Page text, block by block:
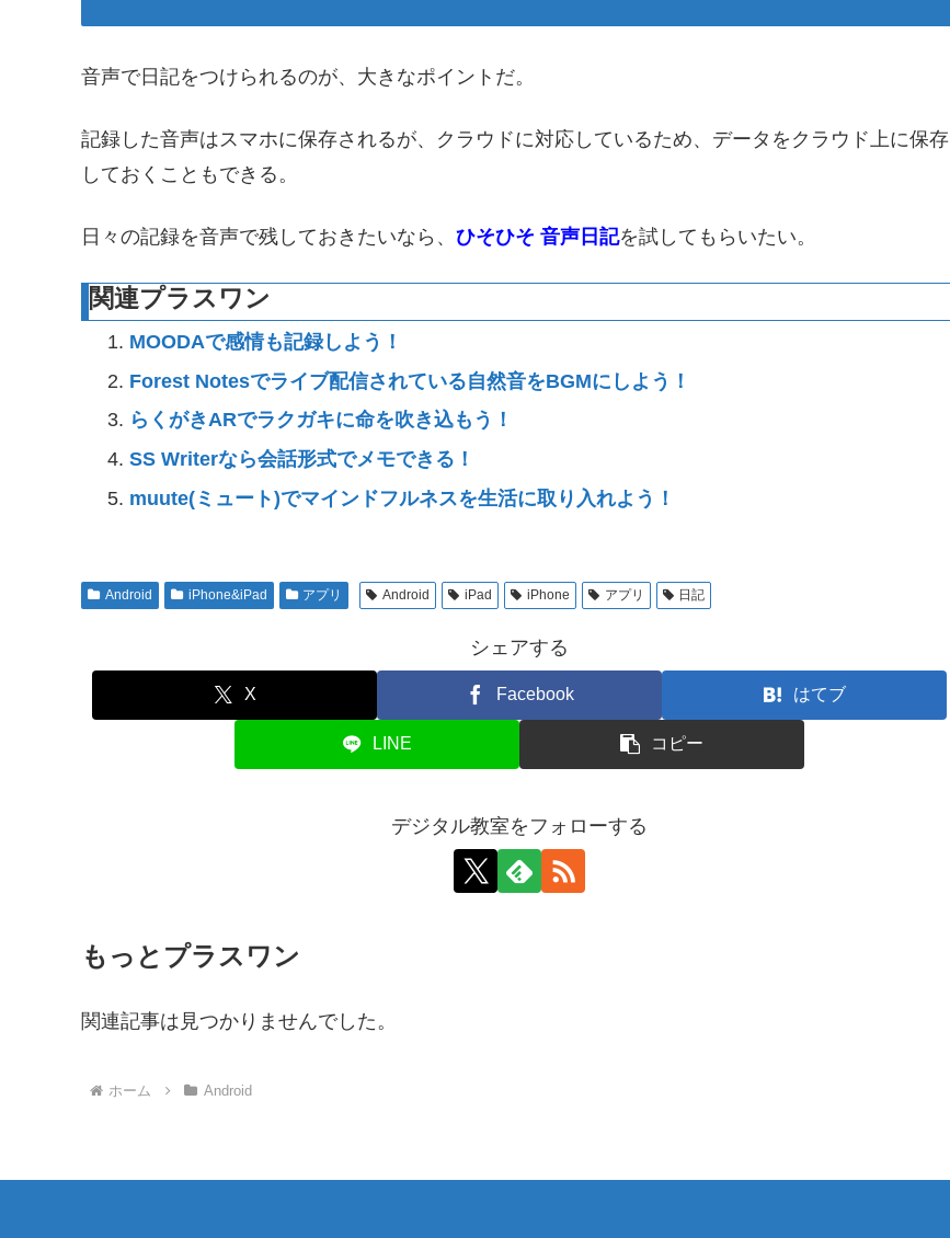
音声で日記をつけられるのが、大きなポイントだ。
記録した音声はスマホに保存されるが、クラウドに対応しているため、データをクラウド上に保存
しておくこともできる。
日々の記録を音声で残しておきたいなら、 ひそひそ 音声日記を試してもらいたい。
関連プラスワン
MOODAで感情も記録しよう！
Forest Notesでライブ配信されている自然音をBGMにしよう！
らくがきARでラクガキに命を吹き込もう！
SS Writerなら会話形式でメモできる！
muute(ミュート)でマインドフルネスを生活に取り入れよう！
Android iPhone&iPad アプリ Android iPad iPhone アプリ 日記
シェアする
X Facebook はてブ
LINE コピー
デジタル教室をフォローする
もっとプラスワン
関連記事は見つかりませんでした。
ホーム Android